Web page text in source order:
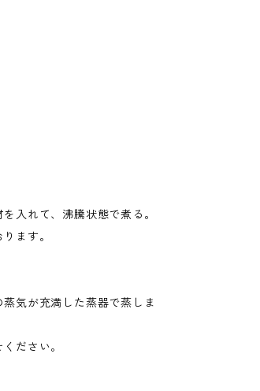
入れて、沸騰状態で煮る。
ります。
気が充満した蒸器で蒸しま
ださい。